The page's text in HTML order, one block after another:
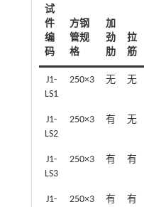
试
件
编
码
方钢
管规
格
加
劲
肋
拉
筋
J1-
LS1
250×3 无 无
J1-
LS2
250×3 有 无
J1-
LS3
250×3 有 有
J1-
250×3 有 有